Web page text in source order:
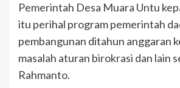
Pemerintah Desa Muara Untu
itu perihal program pemerintah
pembangunan ditahun anggaran
masalah aturan birokrasi dan lain
Rahmanto.